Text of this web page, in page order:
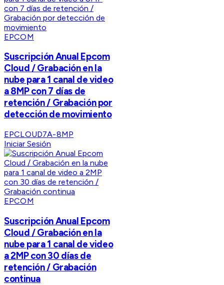
EPCOM
Suscripción Anual Epcom
Cloud / Grabación en la
nube para 1 canal de video
a 8MP con 7 días de
retención / Grabación por
detección de movimiento
EPCLOUD7A-8MP
Iniciar Sesión
EPCOM
Suscripción Anual Epcom
Cloud / Grabación en la
nube para 1 canal de video
a 2MP con 30 días de
retención / Grabación
continua